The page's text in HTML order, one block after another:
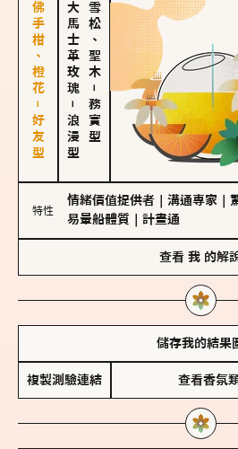
佛手柑、橙花－好友型 大馬士革玫瑰
－
浪漫型
雪松、聖木
－
務實型
特性
情緒價值提供者 溝通專家
易暈船體質
計畫通
查看 我 的解
儲存我的結果
複製測驗連結 查看香氛